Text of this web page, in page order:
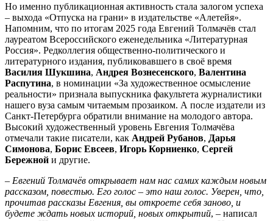
Но именно публикационная активность стала залогом успеха
– выхода «Отпуска на грани» в издательстве «Алетейя».
Напомним, что по итогам 2025 года Евгений Толмачёв стал
лауреатом Всероссийского еженедельника «Литературная
Россия». Редколлегия общественно-политического и
литературного издания, публиковавшего в своё время
Василия Шукшина, Андрея Вознесенского, Валентина
Распутина, в номинации «За художественное осмысление
реальности» признала выпускника факультета журналистики
нашего вуза самым читаемым прозаиком. А после издатели из
Санкт-Петербурга обратили внимание на молодого автора.
Высокий художественный уровень Евгения Толмачёва
отмечали такие писатели, как Андрей Рубанов, Дарья
Симонова, Борис Евсеев, Игорь Корниенко, Сергей
Бережной и другие.
– Евгений Толмачёв открывает нам нас самих каждым новым
рассказом, повестью. Его голос – это наш голос. Уверен, что,
прочитав рассказы Евгения, вы откроете себя заново, и
будете ждать новых историй, новых открытий, – написал